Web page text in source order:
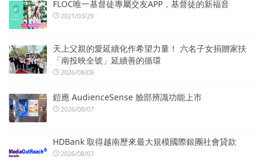
FLOC唯一基督徒專屬交友APP，基督徒的新福音
2021/03/29
天上父親的愛延續化作希望力量！ 六名子女捐贈家扶
「南投映全號」延續善的循環
2026/08/08
鎧應 AudienceSense 臉部辨識功能上市
2026/08/07
HDBank 取得越南歷來最大規模國際銀團社會貸款
2026/08/07